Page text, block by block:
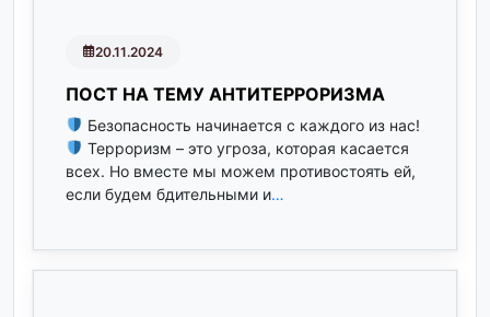
20.11.2024
ПОСТ НА ТЕМУ АНТИТЕРРОРИЗМА
Безопасность начинается с каждого из нас!
Терроризм – это угроза, которая касается
всех. Но вместе мы можем противостоять ей,
если будем бдительными и…